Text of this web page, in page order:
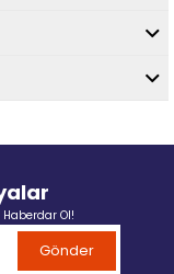
Haberdar Ol!
Gönder